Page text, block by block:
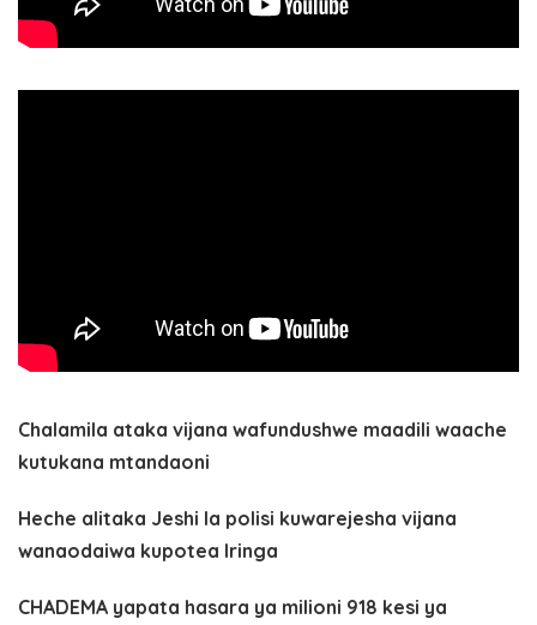
Chalamila ataka vijana wafundushwe maadili waache
kutukana mtandaoni
Heche alitaka Jeshi la polisi kuwarejesha vijana
wanaodaiwa kupotea Iringa
CHADEMA yapata hasara ya milioni 918 kesi ya